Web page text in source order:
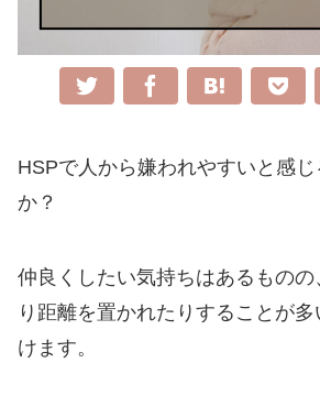
HSPで人から嫌われやすいと感
か？
仲良くしたい気持ちはあるもの
り距離を置かれたりすることが
けます。